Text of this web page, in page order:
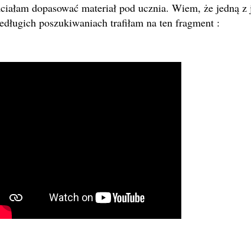
dopasować materiał pod ucznia. Wiem, że jedną
poszukiwaniach trafiłam na ten fragment :